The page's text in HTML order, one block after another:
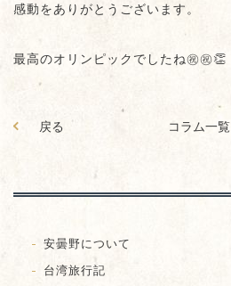
感動をありがとうございます。
最高のオリンピックでしたね㊗️㊗️👏
戻る コラム一覧
安曇野について
台湾旅行記